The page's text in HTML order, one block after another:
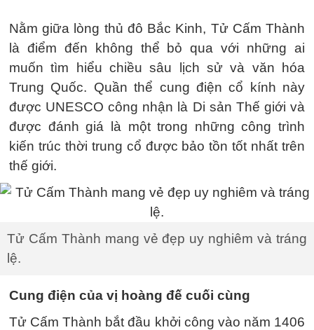
Nằm giữa lòng thủ đô Bắc Kinh, Tử Cấm Thành
là điểm đến không thể bỏ qua với những ai
muốn tìm hiểu chiều sâu lịch sử và văn hóa
Trung Quốc. Quần thể cung điện cổ kính này
được UNESCO công nhận là Di sản Thế giới và
được đánh giá là một trong những công trình
kiến trúc thời trung cổ được bảo tồn tốt nhất trên
thế giới.
Tử Cấm Thành mang vẻ đẹp uy nghiêm và tráng
lệ.
Cung điện của vị hoàng đế cuối cùng
Tử Cấm Thành bắt đầu khởi công vào năm 1406